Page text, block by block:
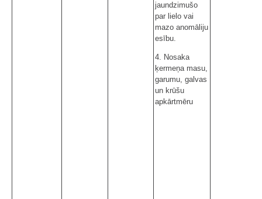
jaundzimušo
par lielo vai
mazo anomāliju
esību.
4. Nosaka
ķermeņa masu,
garumu, galvas
un krūšu
apkārtmēru